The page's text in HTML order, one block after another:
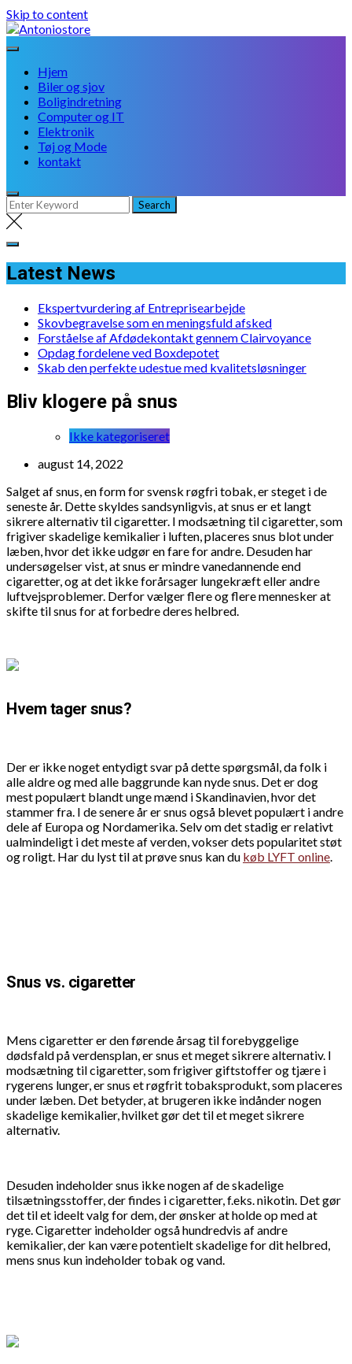
Skip to content
Hjem
Biler og sjov
Boligindretning
Computer og IT
Elektronik
Tøj og Mode
kontakt
Latest News
Ekspertvurdering af Entreprisearbejde
Skovbegravelse som en meningsfuld afsked
Forståelse af Afdødekontakt gennem Clairvoyance
Opdag fordelene ved Boxdepotet
Skab den perfekte udestue med kvalitetsløsninger
Bliv klogere på snus
Ikke kategoriseret
august 14, 2022
Salget af snus, en form for svensk røgfri tobak, er steget i de
seneste år. Dette skyldes sandsynligvis, at snus er et langt
sikrere alternativ til cigaretter. I modsætning til cigaretter, som
frigiver skadelige kemikalier i luften, placeres snus blot under
læben, hvor det ikke udgør en fare for andre. Desuden har
undersøgelser vist, at snus er mindre vanedannende end
cigaretter, og at det ikke forårsager lungekræft eller andre
luftvejsproblemer. Derfor vælger flere og flere mennesker at
skifte til snus for at forbedre deres helbred.
Hvem tager snus?
Der er ikke noget entydigt svar på dette spørgsmål, da folk i
alle aldre og med alle baggrunde kan nyde snus. Det er dog
mest populært blandt unge mænd i Skandinavien, hvor det
stammer fra. I de senere år er snus også blevet populært i andre
dele af Europa og Nordamerika. Selv om det stadig er relativt
ualmindeligt i det meste af verden, vokser dets popularitet støt
og roligt. Har du lyst til at prøve snus kan du køb LYFT online
Snus vs. cigaretter
Mens cigaretter er den førende årsag til forebyggelige
dødsfald på verdensplan, er snus et meget sikrere alternativ. I
modsætning til cigaretter, som frigiver giftstoffer og tjære i
rygerens lunger, er snus et røgfrit tobaksprodukt, som placeres
under læben. Det betyder, at brugeren ikke indånder nogen
skadelige kemikalier, hvilket gør det til et meget sikrere
alternativ.
Desuden indeholder snus ikke nogen af de skadelige
tilsætningsstoffer, der findes i cigaretter, f.eks. nikotin. Det gør
det til et ideelt valg for dem, der ønsker at holde op med at
ryge. Cigaretter indeholder også hundredvis af andre
kemikalier, der kan være potentielt skadelige for dit helbred,
mens snus kun indeholder tobak og vand.